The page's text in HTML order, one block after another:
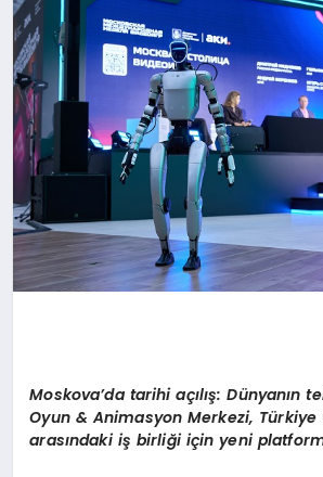
Moskova’da tarihi açılış: Dünyanın
Oyun & Animasyon Merkezi, Türkiye
arasındaki iş birliği için yeni